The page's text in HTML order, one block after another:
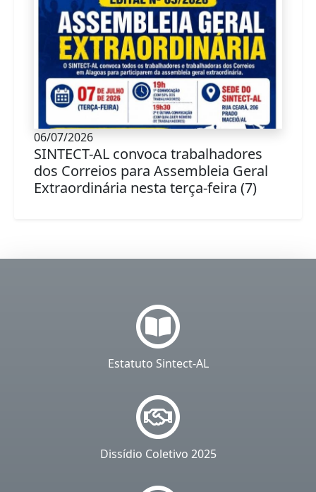
06/07/2026
SINTECT-AL convoca trabalhadores
dos Correios para Assembleia Geral
Extraordinária nesta terça-feira (7)
Estatuto Sintect-AL
Dissídio Coletivo 2025